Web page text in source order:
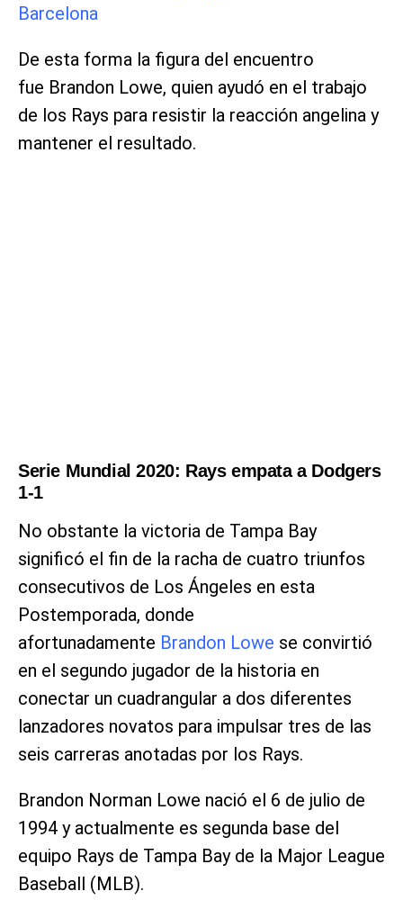
Barcelona
De esta forma la figura del encuentro
fue Brandon Lowe, quien ayudó en el trabajo
de los Rays para resistir la reacción angelina y
mantener el resultado.
Serie Mundial 2020: Rays empata a Dodgers
1-1
No obstante la victoria de Tampa Bay
significó el fin de la racha de cuatro triunfos
consecutivos de Los Ángeles en esta
Postemporada, donde
afortunadamente Brandon Lowe se convirtió
en el segundo jugador de la historia en
conectar un cuadrangular a dos diferentes
lanzadores novatos para impulsar tres de las
seis carreras anotadas por los Rays.
Brandon Norman Lowe nació el 6 de julio de
1994 y actualmente es segunda base del
equipo Rays de Tampa Bay de la Major League
Baseball (MLB).